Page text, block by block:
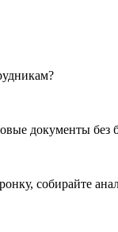
документы без
собирайте